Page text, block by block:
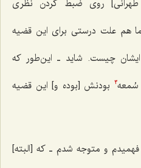
طهرانی] روی ضبط کردن نظری
هم علت درستی برای این قضیه
ایشان چیست. شاید ـ این‌طور که
سُمعه3
بودنش [بوده و] این قضیه
و متوجه شدم ـ که [البته]